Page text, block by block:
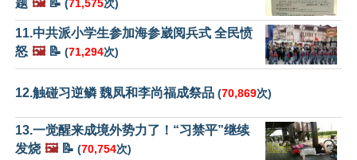
题 🖼️📝 (71,575次)
11.中共派小学生参加海参崴阅兵式 全民愤
怒 🖼️📝 (71,294次)
12.触碰习逆鳞 魏凤和李尚福成祭品 (70,869次)
13.一觉醒来成境外势力了！“习禁平”继续
发烧 🖼️📝 (70,754次)